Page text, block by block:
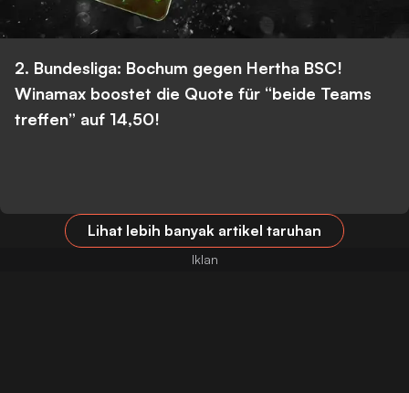
2. Bundesliga: Bochum gegen Hertha BSC!
Winamax boostet die Quote für “beide Teams
treffen” auf 14,50!
Lihat lebih banyak artikel taruhan